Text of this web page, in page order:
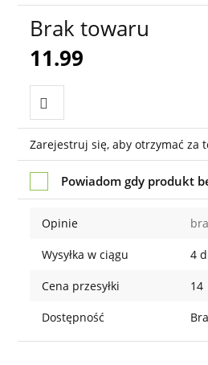
Brak towaru
11.99
Do
przechowalni
Zarejestruj się, aby otrzymać za
Powiadom gdy produkt
Opinie
Wysyłka w ciągu 4
Cena przesyłki 14
Dostępność